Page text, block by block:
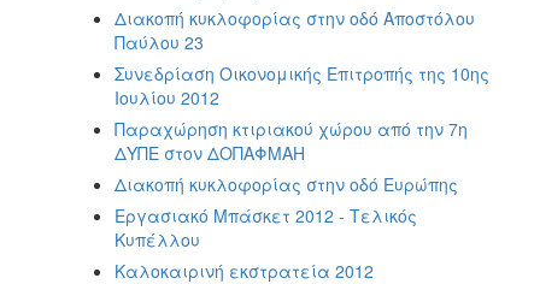
Διακοπή κυκλοφορίας στην οδό Αποστόλου
Παύλου 23
Συνεδρίαση Οικονομικής Επιτροπής της 10ης
Ιουλίου 2012
Παραχώρηση κτιριακού χώρου από την 7η
ΔΥΠΕ στον ΔΟΠΑΦΜΑΗ
Διακοπή κυκλοφορίας στην οδό Ευρώπης
Εργασιακό Μπάσκετ 2012 - Τελικός
Κυπέλλου
Καλοκαιρινή εκστρατεία 2012